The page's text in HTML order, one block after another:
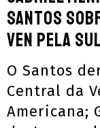
Santos
VEN pela
O Santos
Central da
Americana;